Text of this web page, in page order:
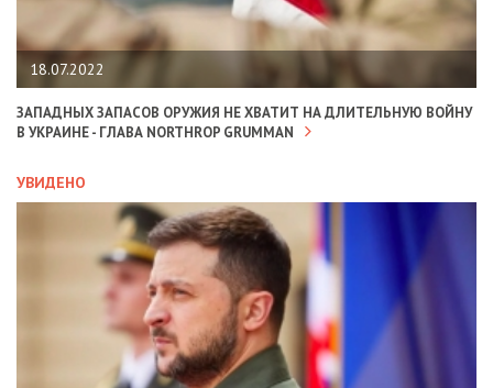
18.07.2022
ЗАПАДНЫХ ЗАПАСОВ ОРУЖИЯ НЕ ХВАТИТ НА ДЛИТЕЛЬНУЮ ВОЙНУ
В УКРАИНЕ - ГЛАВА NORTHROP GRUMMAN
УВИДЕНО